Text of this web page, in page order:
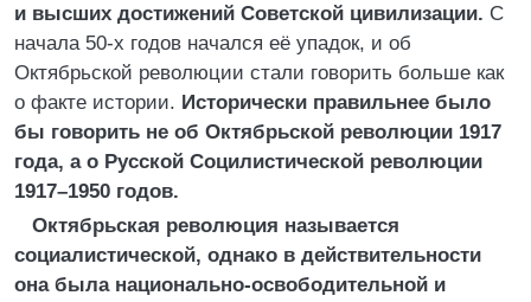
и высших достижений Советской цивилизации. С
начала 50-х годов начался её упадок, и об
Октябрьской революции стали говорить больше как
о факте истории. Исторически правильнее было
бы говорить не об Октябрьской революции 1917
года, а о Русской Социлистической революции
1917–1950 годов.
Октябрьская революция называется
социалистической, однако в действительности
она была национально-освободительной и